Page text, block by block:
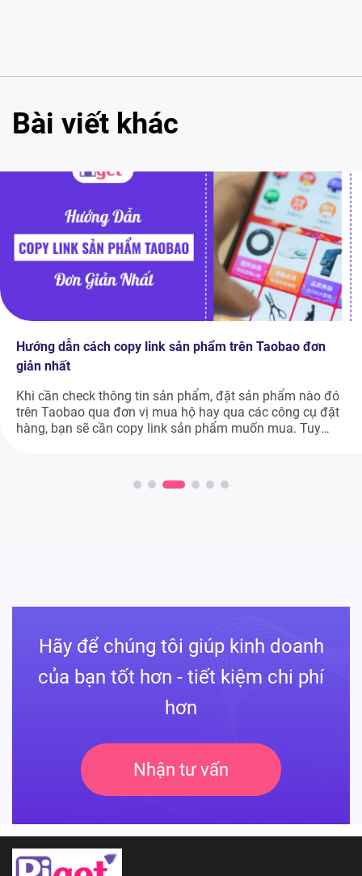
Bài viết khác
Hướng dẫn cách copy link sản phẩm trên Taobao đơn
giản nhất
Khi cần check thông tin sản phẩm, đặt sản phẩm nào đó
trên Taobao qua đơn vị mua hộ hay qua các công cụ đặt
hàng, bạn sẽ cần copy link sản phẩm muốn mua. Tuy
Hãy để chúng tôi giúp kinh doanh
của bạn tốt hơn - tiết kiệm chi phí
hơn
Nhận tư vấn